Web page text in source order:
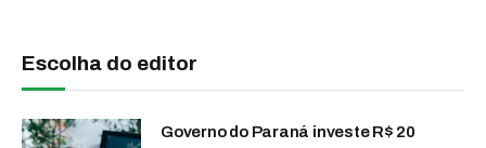
Escolha do editor
Governo do Paraná investe R$ 20